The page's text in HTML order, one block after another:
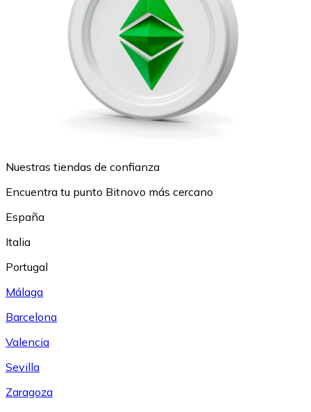
Nuestras tiendas de confianza
Encuentra tu punto Bitnovo más cercano
España
Italia
Portugal
Málaga
Barcelona
Valencia
Sevilla
Zaragoza